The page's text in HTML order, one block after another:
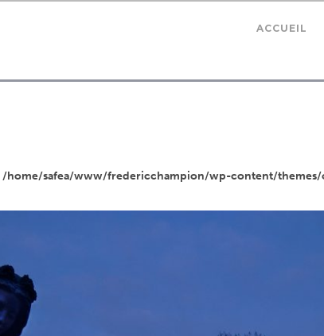
ACCUEIL
/home/safea/www/fredericchampion/wp-content/